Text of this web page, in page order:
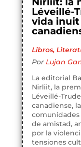
Léveillé-
vida
Libros,
Por Lujan
La editorial
Nirliit, la
Léveillé-
canadiense,
de amistad,
por la
tensiones